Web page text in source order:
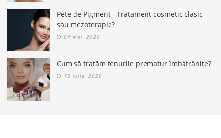
Pete de Pigment - Tratament cosmetic clasic
sau mezoterapie?
04 mai, 2020
Cum să tratăm tenurile prematur îmbătrânite?
15 iulie, 2020